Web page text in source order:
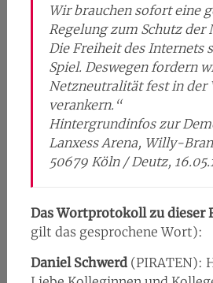
Wir brauchen sofort eine
Regelung zum Schutz der
Die Freiheit des Internets
Spiel. Deswegen fordern
Netzneutralität fest in der
verankern.“
Hintergrundinfos zur
Lanxess Arena, Willy-
50679 Köln / Deutz,
Das Wortprotokoll zu dieser
gilt das gesprochene Wort):
Daniel Schwerd(PIRATEN):